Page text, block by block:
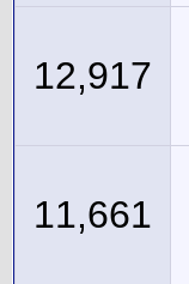
12,917
11,661